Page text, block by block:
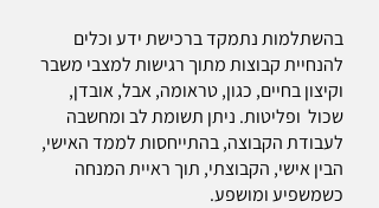
בהשתלמות נתמקד ברכישת ידע וכלים
להנחיית קבוצות מתוך רגישות למצבי משבר
וקיצון בחיים, כגון, טראומה, אבל, אובדן,
שכול ופליטות. ניתן תשומת לב ומחשבה
לעבודת הקבוצה, בהתייחסות לממד האישי,
הבין אישי, הקבוצתי, תוך ראיית המנחה
כשמשפיע ומושפע.